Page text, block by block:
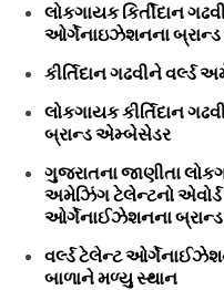
લોકગાયક કિર્તીદાન
ઓર્ગેનાઇઝેશનના
કીર્તિદાન ગઢવીને
લોકગાયક કીર્તિદાન
બ્રાન્ડ એમ્બેસેડર
ગુજરાતના જાણીતા
અમેઝિંગ ટેલેન્ટનો
ઓર્ગેનાઈઝેશનના
વર્લ્ડ ટેલેન્ટ
બાળાને મળ્યુ સ્થાન